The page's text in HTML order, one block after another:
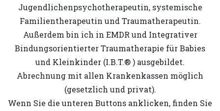
Jugendlichenpsychotherapeutin, systemische
Familientherapeutin und Traumatherapeutin.
Außerdem bin ich in EMDR und Integrativer
Bindungsorientierter Traumatherapie für Babies
und Kleinkinder (I.B.T.® ) ausgebildet.
Abrechnung mit allen Krankenkassen möglich
(gesetzlich und privat).
Wenn Sie die unteren Buttons anklicken, finden Sie